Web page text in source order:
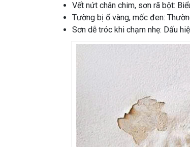
Vết nứt chân chim, sơn rã bột:
Tường bị ố vàng, mốc đen:
Sơn dễ tróc khi chạm nhẹ: Dấu